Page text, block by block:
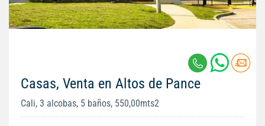
Casas, Venta en Altos de Pance
Cali, 3 alcobas, 5 baños, 550,00mts2